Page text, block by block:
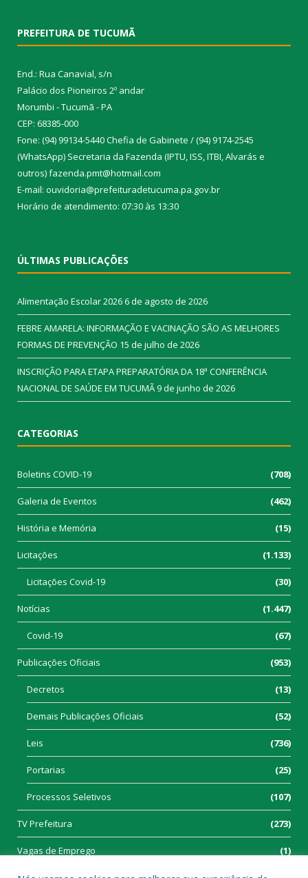
PREFEITURA DE TUCUMÃ
End.: Rua Canavial, s/n
Palácio dos Pioneiros 2º andar
Morumbi - Tucumã - PA
CEP: 68385-000
Fone: (94) 99134-5440 Chefia de Gabinete / (94) 9174-2545
(WhatsApp) Secretaria da Fazenda (IPTU, ISS, ITBI, Alvarás e
outros) fazenda.pmt@hotmail.com
E-mail: ouvidoria@prefeituradetucuma.pa.gov.br
Horário de atendimento: 07:30 às 13:30
ÚLTIMAS PUBLICAÇÕES
Alimentação Escolar 20266 de agosto de 2026
FEBRE AMARELA: INFORMAÇÃO E VACINAÇÃO SÃO AS MELHORES
FORMAS DE PREVENÇÃO 15 de julho de 2026
INSCRIÇÃO PARA ETAPA PREPARATÓRIA DA 18ª CONFERÊNCIA
NACIONAL DE SAÚDE EM TUCUMÃ9 de junho de 2026
CATEGORIAS
Boletins COVID-19 (708)
Galeria de Eventos (462)
História e Memória (15)
Licitações (1.133)
Licitações Covid-19 (30)
Notícias (1.447)
Covid-19 (67)
Publicações Oficiais (953)
Decretos (13)
Demais Publicações Oficiais (52)
Leis (736)
Portarias (25)
Processos Seletivos (107)
TV Prefeitura (273)
Vagas de Emprego (1)